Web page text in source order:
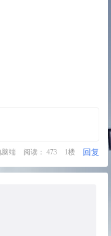
脑端 阅读： 473 1楼 回复